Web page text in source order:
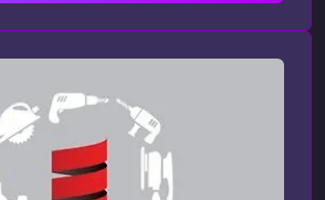
ориентирована на
которые хотят быстро и
войти в мир Scala. На
будете применять изученные
используя REPL, те